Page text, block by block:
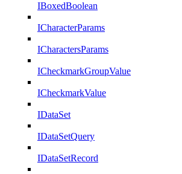
IBoxedBoolean
ICharacterParams
ICharactersParams
ICheckmarkGroupValue
ICheckmarkValue
IDataSet
IDataSetQuery
IDataSetRecord